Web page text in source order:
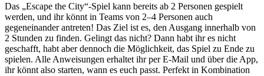
Das „Escape the City“-Spiel kann bereits ab 2 Personen gespielt
werden, und ihr könnt in Teams von 2–4 Personen auch
gegeneinander antreten! Das Ziel ist es, den Ausgang innerhalb von
2 Stunden zu finden. Gelingt das nicht? Dann habt ihr es nicht
geschafft, habt aber dennoch die Möglichkeit, das Spiel zu Ende zu
spielen. Alle Anweisungen erhaltet ihr per E-Mail und über die App,
ihr könnt also starten, wann es euch passt. Perfekt in Kombination